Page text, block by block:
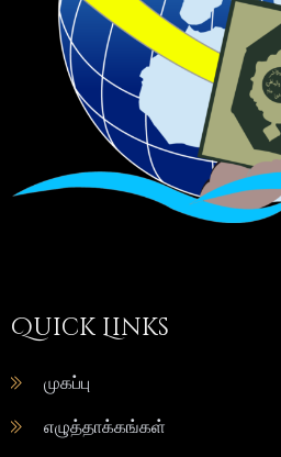
Quick Links
முகப்பு
எழுத்தாக்கங்கள்